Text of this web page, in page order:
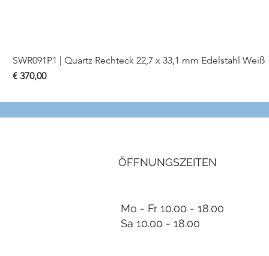
SWR091P1 | Quartz Rechteck 22,7 x 33,1 mm Edelstahl Weiß
Preis
€ 370,00
ÖFFNUNGSZEITEN
Mo - Fr 10.00 - 18.00
Sa 10.00 - 18.00